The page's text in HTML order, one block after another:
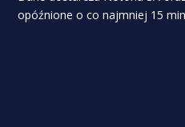
opóźnione o co najmniej 15